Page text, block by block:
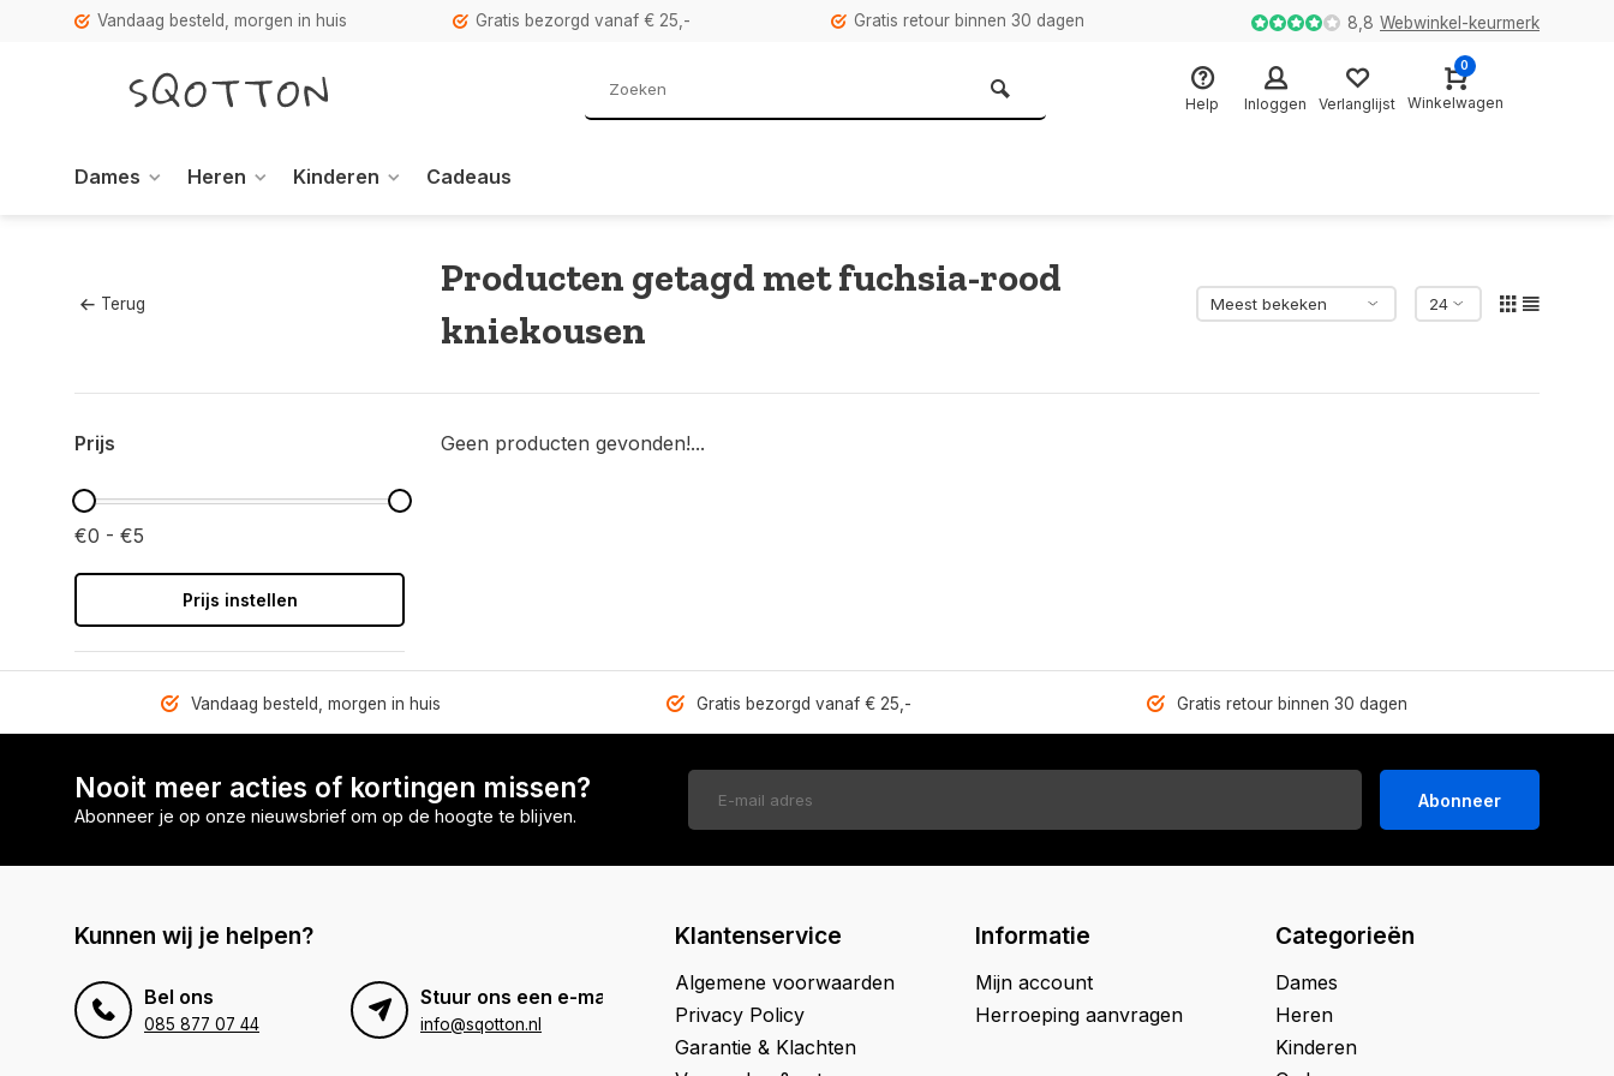
Vandaag besteld, morgen in huis Gratis bezorgd vanaf € 25,- Gratis retour binnen 30 dagen 8,8 Webwinkel-keurmerk
Help Inloggen Verlanglijst
0
Winkelwagen
Dames Heren Kinderen Cadeaus
Terug
Producten getagd met fuchsia-rood
kniekousen
Prijs
€0 - €5
Prijs instellen
Geen producten gevonden!...
Vandaag besteld, morgen in huis Gratis bezorgd vanaf € 25,- Gratis retour binnen 30 dagen
Nooit meer acties of kortingen missen?
Abonneer je op onze nieuwsbrief om op de hoogte te blijven.
Abonneer
Kunnen wij je helpen?
Bel ons
085 877 07 44
Stuur ons een e-mail
info@sqotton.nl
Klantenservice
Algemene voorwaarden
Privacy Policy
Garantie & Klachten
Informatie
Mijn account
Herroeping aanvragen
Categorieën
Dames
Heren
Kinderen